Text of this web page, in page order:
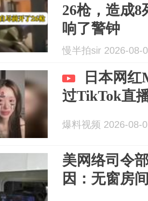
26枪，造成8
响了警钟
慢半拍sir 2026-08-
日本网
过TikTok直
爆料视频 2026-08-
美网络司令
因：无窗房